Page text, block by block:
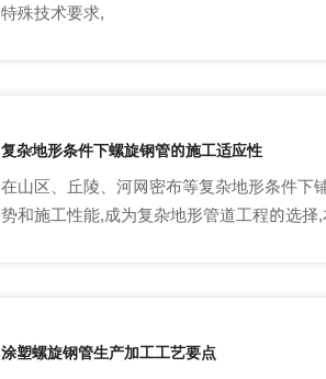
特殊技术要求,
复杂地形条件下螺旋钢管的施工适应性
在山区、丘陵、河网密布等复杂地形条件下
势和施工性能,成为复杂地形管道工程的选
涂塑螺旋钢管生产加工工艺要点